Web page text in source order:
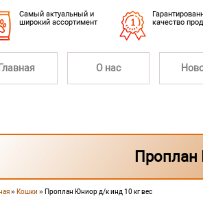
Cамый актуальный и
широкий ассортимент
качество
О нас
Проплан
» Кошки » Проплан Юниор д/к инд 10 кг вес